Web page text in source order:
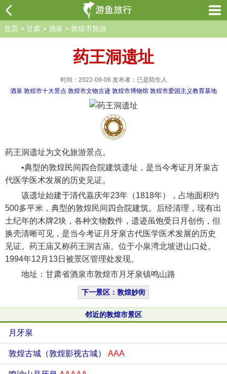
首页 > 甘肃 > 酒泉 > 敦煌市旅游
药王洞遗址
时间：2022-09-06 发布者：已是陌生人
酒泉 敦煌市十大景点 敦煌市文物古迹 敦煌市博物馆 敦煌市爱国主义教育基地
药王洞遗址为文化旅游景点。
•典型的敦煌民间四合院建筑遗址，是当今考证月牙泉古
代医学医术发展的历史见证。
该遗址始建于清代嘉庆年23年（1818年），占地面积约
500多平米，典型的敦煌民间四合院建筑。后经清理，现有出
土纪年的木牌2块，各种文物数件，遗迹虽饱受日月创伤，但
换壳清晰可见，是当今考证月牙泉古代医学医术发展的历史
见证。药王庙又称药王洞古庙。位于小泉湾北坡进山口处。
1994年12月13日被景区管理处发现。
地址：甘肃省酒泉市敦煌市月牙泉镇鸣山路
下一景区：敦煌妙街
邻近的敦煌市景区
月牙泉
敦煌古城（敦煌影视古城） AAA